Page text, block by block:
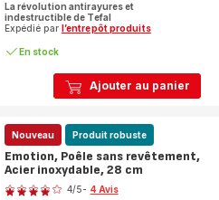
Ajouter au panier
La révolution antirayures et
indestructible de Tefal
Expédié par l’entrepôt produits
En stock
Nouveau Produit robuste
Emotion, Poêle sans revêtement,
Acier inoxydable, 28 cm
Note
4/5- 4 Avis